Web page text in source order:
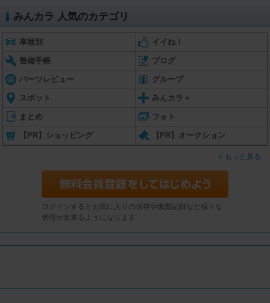
みんカラ 人気のカテゴリ
車種別 イイね！
整備手帳 ブログ
パーツレビュー グループ
スポット みんカラ＋
まとめ フォト
【PR】ショッピング 【PR】オークション
もっと見る
ログインするとお気に入りの保存や燃費記録など様々な
管理が出来るようになります